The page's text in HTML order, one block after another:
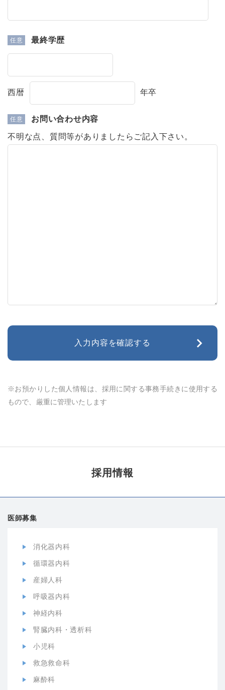
最終学歴
西暦 年卒
お問い合わせ内容
不明な点、質問等がありましたらご記入下さい。
※お預かりした個人情報は、採用に関する事務手続きに使用する
もので、厳重に管理いたします
採用情報
医師募集
消化器内科
循環器内科
産婦人科
呼吸器内科
神経内科
腎臓内科・透析科
小児科
救急救命科
麻酔科